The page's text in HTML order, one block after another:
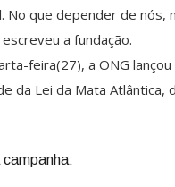
No que depender de nós,
a fundação.
feira(27), a ONG
da Lei da Mata Atlântica,